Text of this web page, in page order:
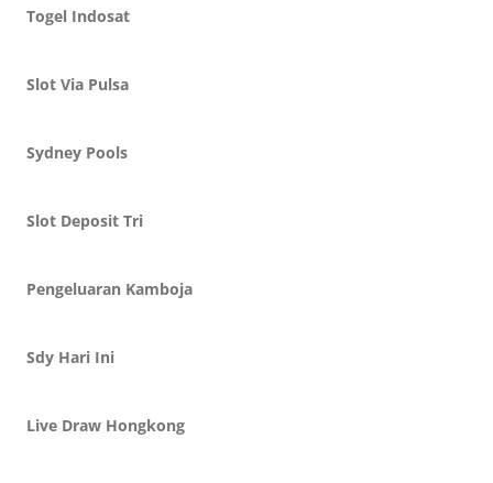
Togel Indosat
Slot Via Pulsa
Sydney Pools
Slot Deposit Tri
Pengeluaran Kamboja
Sdy Hari Ini
Live Draw Hongkong